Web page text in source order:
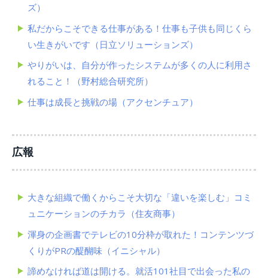
ズ）
私だからこそできる仕事がある！仕事も子供も同じくら
い生きがいです（日立ソリューションズ）
やりがいは、自分が作ったシステムが多くの人に利用さ
れること！（野村総合研究所）
仕事は成長と挑戦の場（アクセンチュア）
広報
大きな組織で働くからこそ大切な「違いを楽しむ」コミ
ュニケーションのチカラ（住友商事）
渾身の企画書でテレビの10分枠が取れた！コンテンツづ
くりがPRの醍醐味（イニシャル）
諦めなければ道は開ける。就活101社目で出会った私の